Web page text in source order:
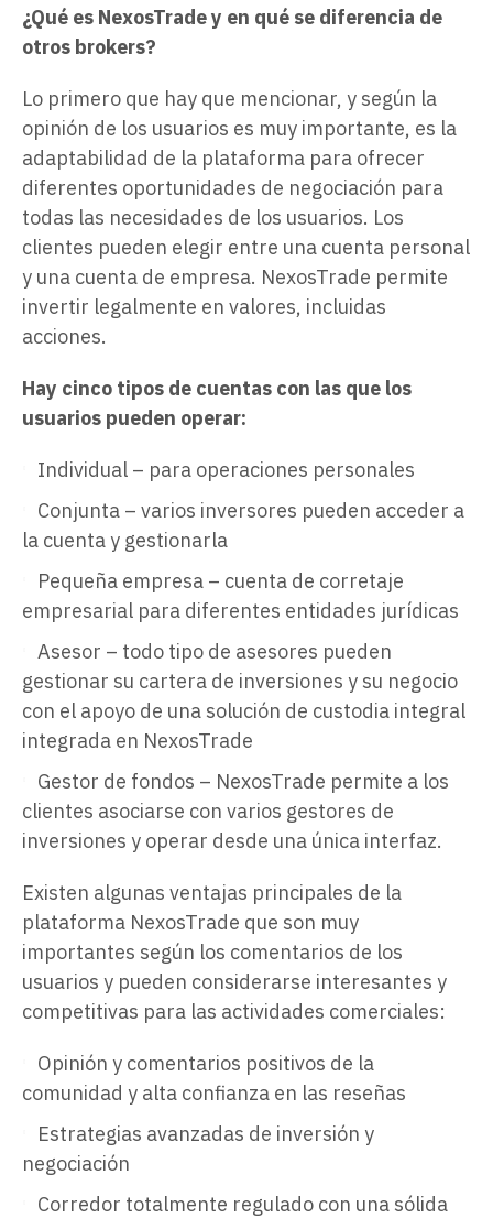
¿Qué es NexosTrade y en qué se diferencia de
otros brokers?
Lo primero que hay que mencionar, y según la
opinión de los usuarios es muy importante, es la
adaptabilidad de la plataforma para ofrecer
diferentes oportunidades de negociación para
todas las necesidades de los usuarios. Los
clientes pueden elegir entre una cuenta personal
y una cuenta de empresa. NexosTrade permite
invertir legalmente en valores, incluidas
acciones.
Hay cinco tipos de cuentas con las que los
usuarios pueden operar:
Individual – para operaciones personales
Conjunta – varios inversores pueden acceder a
la cuenta y gestionarla
Pequeña empresa – cuenta de corretaje
empresarial para diferentes entidades jurídicas
Asesor – todo tipo de asesores pueden
gestionar su cartera de inversiones y su negocio
con el apoyo de una solución de custodia integral
integrada en NexosTrade
Gestor de fondos – NexosTrade permite a los
clientes asociarse con varios gestores de
inversiones y operar desde una única interfaz.
Existen algunas ventajas principales de la
plataforma NexosTrade que son muy
importantes según los comentarios de los
usuarios y pueden considerarse interesantes y
competitivas para las actividades comerciales:
Opinión y comentarios positivos de la
comunidad y alta confianza en las reseñas
Estrategias avanzadas de inversión y
negociación
Corredor totalmente regulado con una sólida